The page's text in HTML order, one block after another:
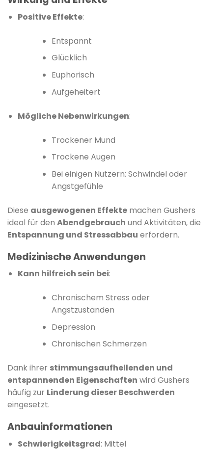
Positive Effekte:
Entspannt
Glücklich
Euphorisch
Aufgeheitert
Mögliche Nebenwirkungen:
Trockener Mund
Trockene Augen
Bei einigen Nutzern: Schwindel oder
Angstgefühle
Diese ausgewogenen Effekte machen Gushers
ideal für den Abendgebrauch und Aktivitäten, die
Entspannung und Stressabbau erfordern.
Medizinische Anwendungen
Kann hilfreich sein bei:
Chronischem Stress oder
Angstzuständen
Depression
Chronischen Schmerzen
Dank ihrer stimmungsaufhellenden und
entspannenden Eigenschaften wird Gushers
häufig zur Linderung dieser Beschwerden
eingesetzt.
Anbauinformationen
Schwierigkeitsgrad: Mittel